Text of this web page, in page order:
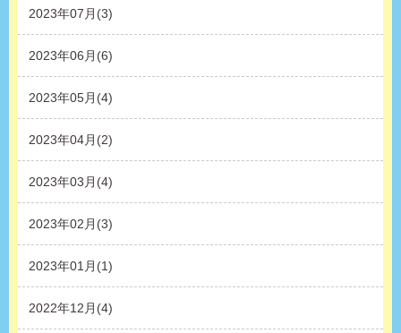
2023年07月(3)
2023年06月(6)
2023年05月(4)
2023年04月(2)
2023年03月(4)
2023年02月(3)
2023年01月(1)
2022年12月(4)